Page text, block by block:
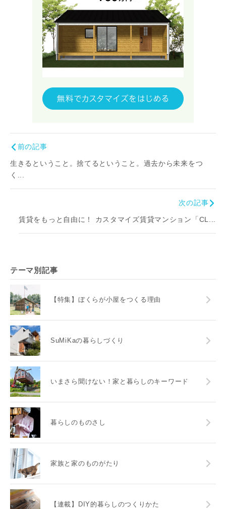
前の記事
生きるということ。捨てるということ。過去から未来をつ
く...
次の記事
賃貸をもっと自由に！ カスタマイズ賃貸マンション「CL...
テーマ別記事
【特集】ぼくらが小屋をつくる理由
SuMiKaの暮らしづくり
いまさら聞けない！家と暮らしのキーワード
暮らしのものさし
家族と家のものがたり
【連載】DIY的暮らしのつくりかた